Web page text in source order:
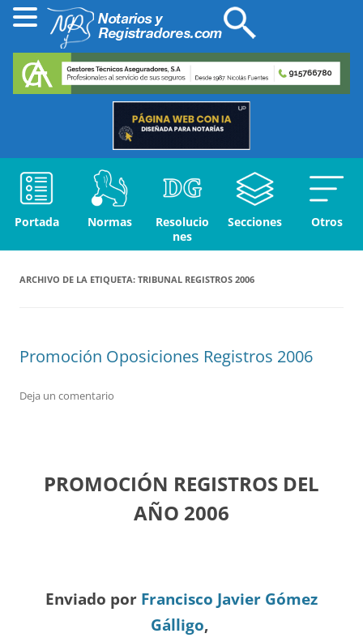
Portada Normas
Resolucio
nes
Secciones Otros
ARCHIVO DE LA ETIQUETA: TRIBUNAL REGISTROS 2006
Promoción Oposiciones Registros 2006
Deja un comentario
PROMOCIÓN REGISTROS DEL
AÑO 2006
Enviado por Francisco Javier Gómez
Gálligo,